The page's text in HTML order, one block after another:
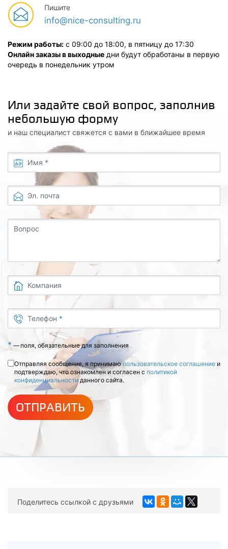
Пишите
info@nice-consulting.ru
Режим работы: с 09:00 до 18:00, в пятницу до 17:30
Онлайн заказы в выходные дни будут обработаны в первую
очередь в понедельник утром
Или задайте свой вопрос, заполнив
небольшую форму
и наш специалист свяжется с вами в ближайшее время
Имя *
Эл. почта
Вопрос
Компания
Телефон *
* —поля, обязательные для заполнения
Отправляя сообщение, я принимаюпользовательское соглашение и
подтверждаю, что ознакомлен и согласен с политикой
конфиденциальностиданного сайта.
ОТПРАВИТЬ
Поделитесь ссылкой с друзьями